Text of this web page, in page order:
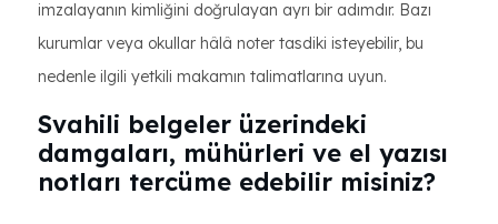
imzalayanın kimliğini doğrulayan ayrı bir adımdır. Bazı
kurumlar veya okullar hâlâ noter tasdiki isteyebilir, bu
nedenle ilgili yetkili makamın talimatlarına uyun.
Svahili belgeler üzerindeki
damgaları, mühürleri ve el yazısı
notları tercüme edebilir misiniz?